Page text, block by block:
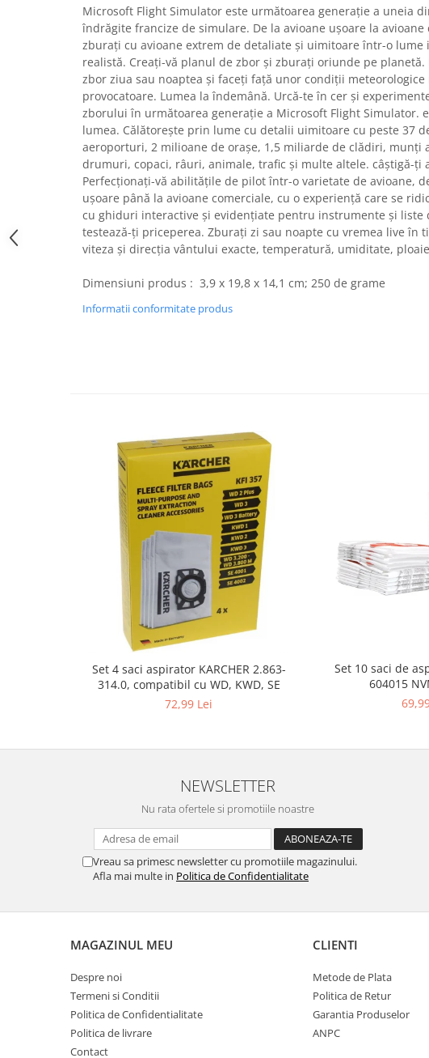
Utilaje si materiale de constructii
Laptop, Tablete & Telefoane
Accesorii tablete
Laptopuri si Accesorii
Telefoane Mobile & accesorii
Wearable & Gadgeturi
Electrocasnice & Climatizare
Accesorii si piese masini spalat
rufe si uscatoare
Accesorii si piese masini spalat
Aparate Frigorifice
Aragaze si cuptoare cu microunde
Climatizare & sisteme de incalzire
Cutii, curele si accesorii ceasuri
Genti si accesorii barbati
Genti si accesorii femei
Imbracaminte barbati
Imbracaminte femei
Imbracaminte si Incaltaminte copii
Ochelari de soare
Ochelari de vedere
Console, Jocuri & Accesorii
Aparate & Accesorii ingrijire
Aparate cosmetice
Cosmetice si produse ingrijire
Igiena dentara
Jucarii, Copii & Bebe
Camera copilului
Hrana bebelusi
Microsoft Flight Simulator este următoarea generație a uneia
îndrăgite francize de simulare. De la avioane ușoare la avioane
zburați cu avioane extrem de detaliate și uimitoare într-o lume
realistă. Creați-vă planul de zbor și zburați oriunde pe planetă.
zbor ziua sau noaptea și faceți față unor condiții meteorologice
provocatoare. Lumea la îndemână. Urcă-te în cer și
zborului în următoarea generație a Microsoft Flight Simulator.
lumea. Călătorește prin lume cu detalii uimitoare cu peste 37
aeroporturi, 2 milioane de orașe, 1,5 miliarde de clădiri, munți
drumuri, copaci, râuri, animale, trafic și multe altele. câștigă-ți
Perfecționați-vă abilitățile de pilot într-o varietate de avioane,
ușoare până la avioane comerciale, cu o experiență care se
cu ghiduri interactive și evidențiate pentru instrumente și liste
testează-ți priceperea. Zburați zi sau noapte cu vremea live în
viteza și direcția vântului exacte, temperatură, umiditate,
Dimensiuni produs : ‎ 3,9 x 19,8 x 14,1 cm; 250 de grame
Informatii conformitate produs
Set 4 saci aspirator KARCHER 2.863-
314.0, compatibil cu WD, KWD, SE
72,99 Lei
Set 10 saci de
604015
NEWSLETTER
Nu rata ofertele si promotiile noastre
Vreau sa primesc newsletter cu promotiile magazinului.
Afla mai multe in Politica de Confidentialitate
MAGAZINUL MEU
Despre noi
Termeni si Conditii
Politica de Confidentialitate
Politica de livrare
Contact
CLIENTI
Metode de Plata
Politica de Retur
Garantia Produselor
ANPC